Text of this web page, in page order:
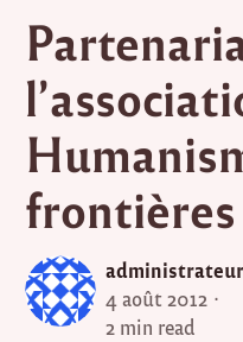
frontières
administrateur
4 août 2012
2 min read